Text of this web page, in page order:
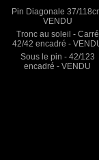
Pin Diagonale 37/
VENDU
Tronc au soleil - Carré
42/42 encadré -
Sous le pin - 42/123
encadré - VENDU